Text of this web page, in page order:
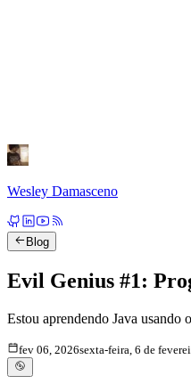
Wesley Damasceno
Blog
Evil Genius #1:
Estou aprendendo Java
fev 06, 2026sexta-feira, 6 de